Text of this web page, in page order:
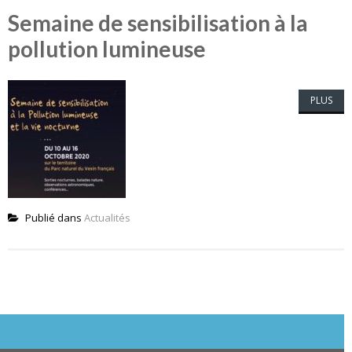
Semaine de sensibilisation à la
pollution lumineuse
PLUS
Publié dans Actualités